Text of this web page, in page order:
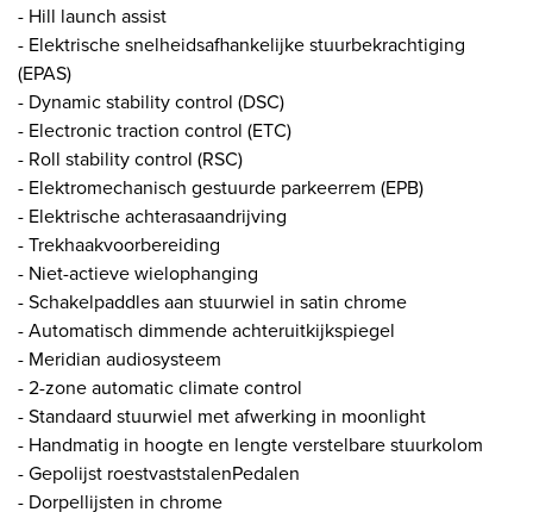
- Hill launch assist
- Elektrische snelheidsafhankelijke stuurbekrachtiging
(EPAS)
- Dynamic stability control (DSC)
- Electronic traction control (ETC)
- Roll stability control (RSC)
- Elektromechanisch gestuurde parkeerrem (EPB)
- Elektrische achterasaandrijving
- Trekhaakvoorbereiding
- Niet-actieve wielophanging
- Schakelpaddles aan stuurwiel in satin chrome
- Automatisch dimmende achteruitkijkspiegel
- Meridian audiosysteem
- 2-zone automatic climate control
- Standaard stuurwiel met afwerking in moonlight
- Handmatig in hoogte en lengte verstelbare stuurkolom
- Gepolijst roestvaststalenPedalen
- Dorpellijsten in chrome